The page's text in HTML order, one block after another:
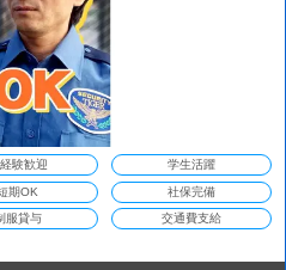
験歓迎 学生活躍
期OK 社保完備
服貸与 交通費支給